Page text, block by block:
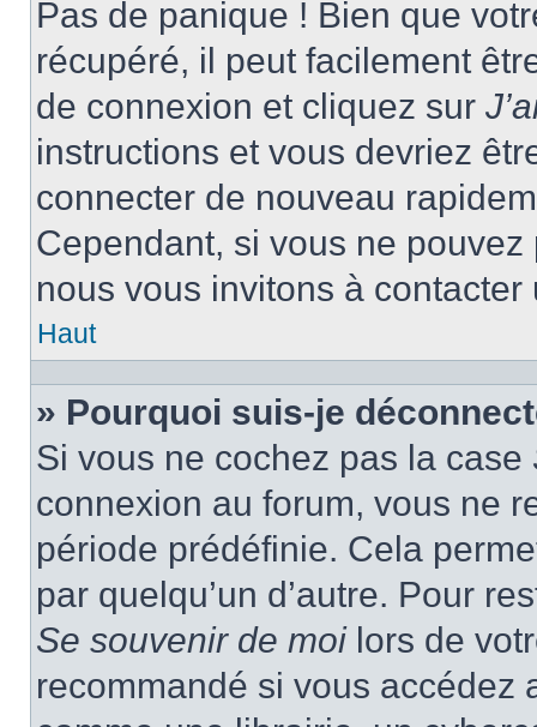
Pas de panique ! Bien que
récupéré, il peut facilement
de connexion et cliquez sur
instructions et vous devriez
connecter de nouveau
Cependant, si vous ne
nous vous invitons à
Haut
» Pourquoi suis-je
Si vous ne cochez pas la case
connexion au forum, vous ne
période prédéfinie. Cela
par quelqu’un d’autre. Pour
Se souvenir de moilors de
recommandé si vous accédez